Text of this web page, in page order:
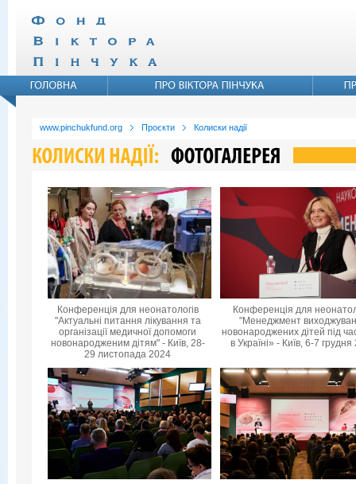
www.pinchukfund.org Проєкти Колиски надії
Конференція для неонатологів
"Актуальні питання лікування та
організації медичної допомоги
новонародженим дітям" - Київ, 28-
29 листопада 2024
Конференція для
"Менеджмент
новонароджених дітей під
в Україні» - Київ, 6-7